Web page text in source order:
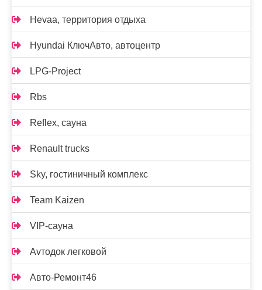
Hevaa, территория отдыха
Hyundai КлючАвто, автоцентр
LPG-Project
Rbs
Reflex, сауна
Renault trucks
Sky, гостиничный комплекс
Team Kaizen
VIP-сауна
Аvтодок легковой
Авто-Ремонт46